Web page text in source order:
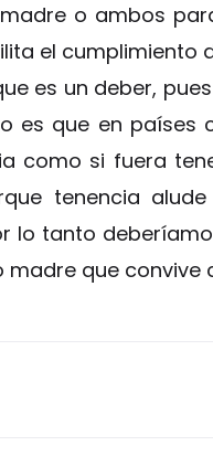
o ambos
el cumplimiento
es un deber,
es que en países
como si fuera
tenencia
lo tanto
que convive